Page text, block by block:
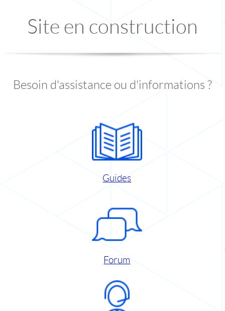
Site en construction
Besoin d'assistance ou d'informations ?
Guides
Forum